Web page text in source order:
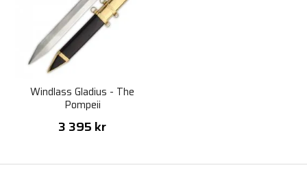
Windlass Gladius - The
Pompeii
3 395 kr